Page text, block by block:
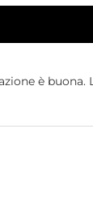
è buona.